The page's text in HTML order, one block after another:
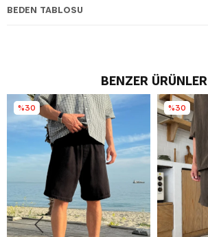
BEDEN TABLOSU
BENZER ÜRÜNLER
%30 %30